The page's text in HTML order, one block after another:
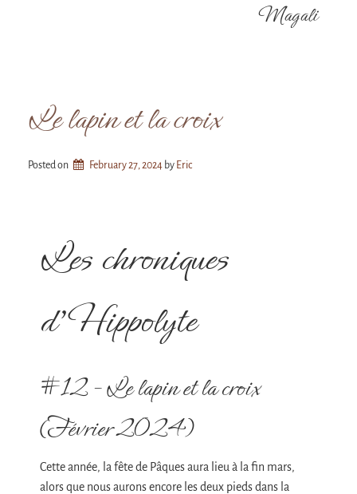
Magali
Le lapin et la croix
Posted on February 27, 2024 by Eric
Les chroniques
d’Hippolyte
#12 – Le lapin et la croix
(Février 2024)
Cette année, la fête de Pâques aura lieu à la fin mars,
alors que nous aurons encore les deux pieds dans la